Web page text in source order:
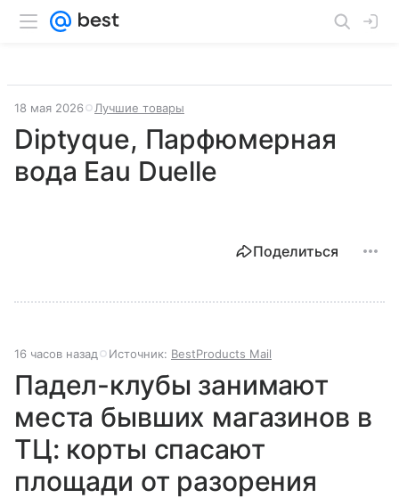
18 мая 2026 Лучшие товары
Diptyque, Парфюмерная
вода Eau Duelle
Поделиться
16 часов назад Источник: BestProducts Mail
Падел-клубы занимают
места бывших магазинов в
ТЦ: корты спасают
площади от разорения